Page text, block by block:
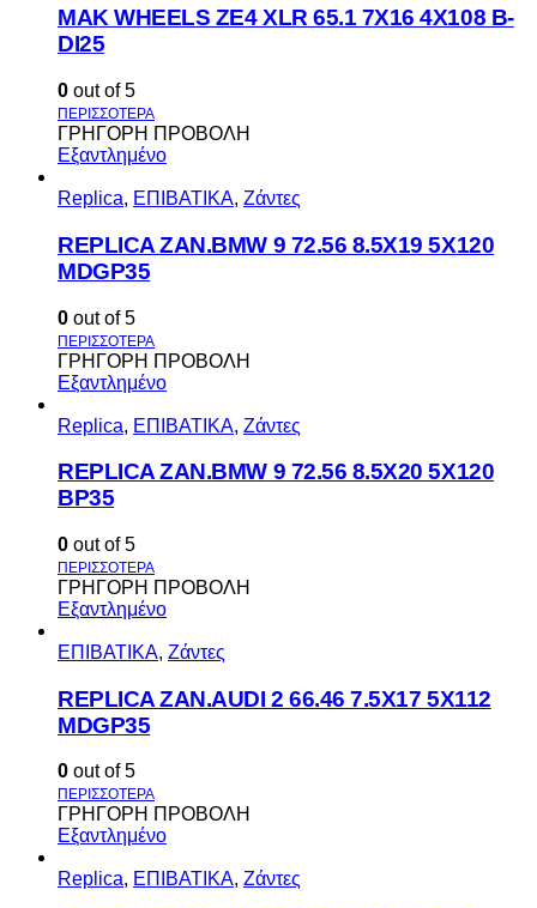
MAK WHEELS ΖΕ4 XLR 65.1 7Χ16 4Χ108 Β-
DI25
0 out of 5
ΓΡΗΓΟΡΗ ΠΡΟΒΟΛΗ
Εξαντλημένο
Replica, ΕΠΙΒΑΤΙΚΑ, Ζάντες
REPLICA ZAN.BMW 9 72.56 8.5X19 5X120
MDGP35
0 out of 5
ΓΡΗΓΟΡΗ ΠΡΟΒΟΛΗ
Εξαντλημένο
Replica, ΕΠΙΒΑΤΙΚΑ, Ζάντες
REPLICA ZAN.BMW 9 72.56 8.5X20 5X120
BP35
0 out of 5
ΓΡΗΓΟΡΗ ΠΡΟΒΟΛΗ
Εξαντλημένο
ΕΠΙΒΑΤΙΚΑ, Ζάντες
REPLICA ZAN.AUDI 2 66.46 7.5X17 5X112
MDGP35
0 out of 5
ΓΡΗΓΟΡΗ ΠΡΟΒΟΛΗ
Εξαντλημένο
Replica, ΕΠΙΒΑΤΙΚΑ, Ζάντες